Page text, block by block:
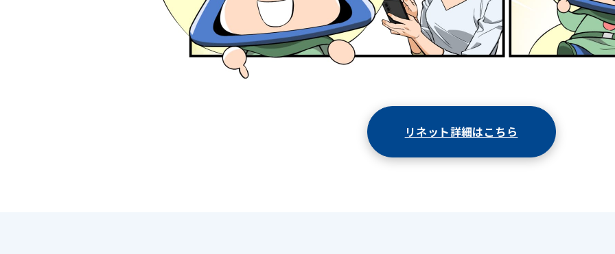
リネット詳細はこちら